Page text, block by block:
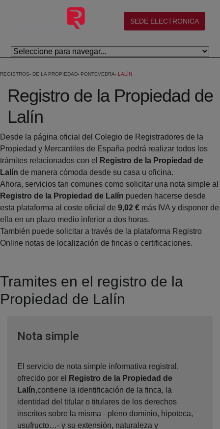
Eduki nagusira joan
(abre en nueva ventana)
SEDE ELECTRONICA
REGISTROS DE LA PROPIEDAD PONTEVEDRA LALÍN
Registro de la Propiedad de
Lalín
Desde la página oficial del Colegio de Registradores de la
Propiedad y Mercantiles de España podrá realizar todos los
trámites relacionados con el
Registro de la Propiedad de
Lalín de manera cómoda desde su casa u oficina.
Ahora, servicios tan comunes como solicitar una nota simple al
Registro de la Propiedad de Lalín pueden hacerse desde
esta plataforma al coste oficial de 9,02 € más IVA y disponer de
ella en un plazo medio inferior a dos horas.
También puede solicitar a través de la plataforma Registro
Online notas de localización de fincas o certificaciones.
Tramites en el registro de la
Propiedad de Lalín
Nota simpleVentana nueva
El servicio de nota simple informativa registral,
ofrecido por el
Registro de la Propiedad de
Lalín,contiene la identificación de la finca, la
identidad del titular o titulares de los derechos
inscritos sobre la misma –pleno dominio, hipoteca,
usufructo…- y su extensión, naturaleza y